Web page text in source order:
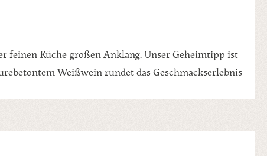
feinen Küche großen Anklang. Unser Geheimtipp ist
Weißwein rundet das Geschmackserlebnis